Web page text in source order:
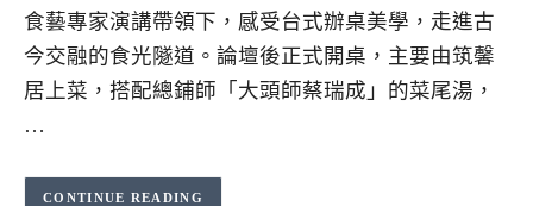
食藝專家演講帶領下，感受台式辦桌美學，走進古
今交融的食光隧道。論壇後正式開桌，主要由筑馨
居上菜，搭配總鋪師「大頭師蔡瑞成」的菜尾湯，
…
CONTINUE READING